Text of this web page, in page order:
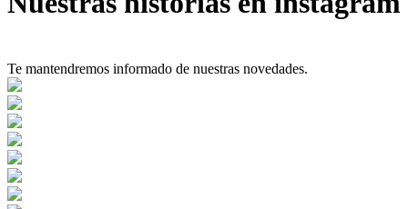
Te mantendremos informado de nuestras novedades.